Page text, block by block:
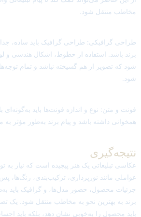
مخاطب منتقل شود.
طراحی گرافیکی: طراحی گرافیک باید ساده،
برند باشد. استفاده از خطوط، اشکال هندسی و
شود که تصویر از هم گسیخته نباشد و تمام توجه‌ها
شود.
فونت و متن: نوع و اندازه فونت‌ها باید به‌گونه‌ای
همخوانی داشته باشد و پیام برند به‌طور مؤثر به
نتیجه‌گیری
عکاسی تبلیغاتی یک هنر پیچیده است که نیاز به
عواملی مانند نورپردازی، ترکیب‌بندی، رنگ‌ها،
جزئیات محصول، حضور مدل‌ها، و گرافیک باید
برند به بهترین نحو به مخاطب منتقل شود. یک
باید محصول را به‌خوبی نشان دهد، بلکه باید